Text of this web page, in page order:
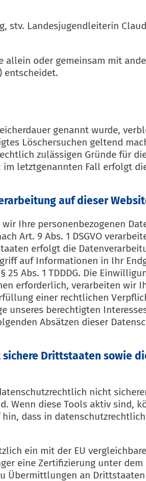
stv. Landesjugendleiterin
oder gemeinsam mit
entscheidet.
genannt wurde,
Löschersuchen geltend
zulässigen Gründe für
letztgenannten Fall erfolgt
auf dieser
Ihre personenbezogenen
Art. 9 Abs. 1 DSGVO
erfolgt die
auf Informationen in Ihr
Abs. 1 TDDDG. Die
erforderlich, verarbeiten wir
einer rechtlichen
unseres berechtigten
Absätzen dieser
Drittstaaten sowie
nicht
Wenn diese Tools aktiv sind,
dass in
ein mit der EU
eine Zertifizierung unter dem
Übermittlungen an